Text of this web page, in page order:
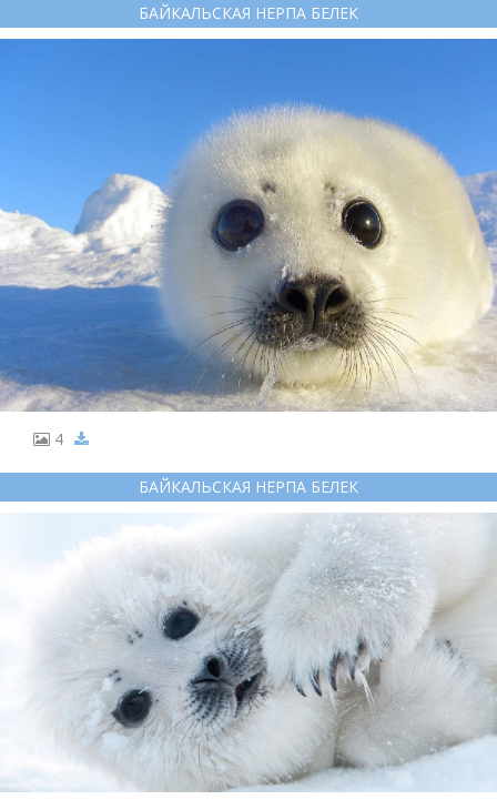
БАЙКАЛЬСКАЯ НЕРПА БЕЛЕК
4
БАЙКАЛЬСКАЯ НЕРПА БЕЛЕК